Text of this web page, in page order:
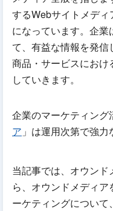
するWebサイトメデ
になっています。企
て、有益な情報を発
商品・サービスにお
していきます。
企業のマーケティング
ア 」は運用次第で強力
当記事では、オウン
ら、オウンドメディ
ーケティングについ